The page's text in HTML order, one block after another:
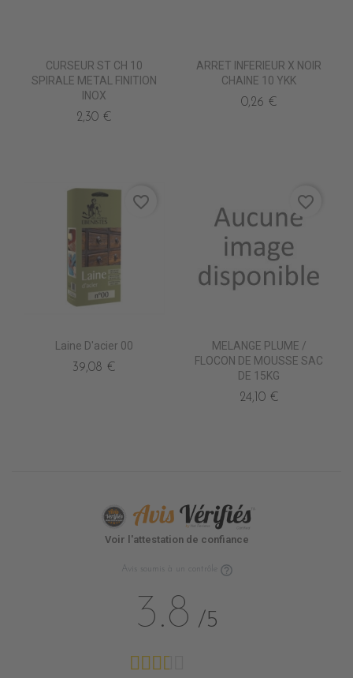
CURSEUR ST CH 10
SPIRALE METAL FINITION
INOX
2,30 €
ARRET INFERIEUR X NOIR
CHAINE 10 YKK
0,26 €
Laine D'acier 00
39,08 €
favorite_border
MELANGE PLUME /
FLOCON DE MOUSSE SAC
DE 15KG
24,10 €
favorite_border
Voir l'attestation de confiance
Avis soumis à un contrôle
3.8 /5